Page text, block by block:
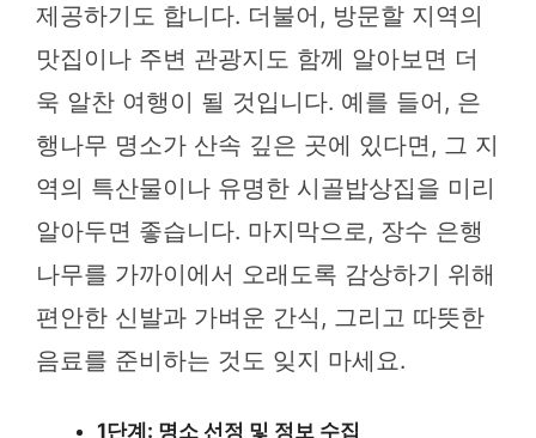
제공하기도 합니다. 더불어, 방문할 지역의
맛집이나 주변 관광지도 함께 알아보면 더
욱 알찬 여행이 될 것입니다. 예를 들어, 은
행나무 명소가 산속 깊은 곳에 있다면, 그 지
역의 특산물이나 유명한 시골밥상집을 미리
알아두면 좋습니다. 마지막으로, 장수 은행
나무를 가까이에서 오래도록 감상하기 위해
편안한 신발과 가벼운 간식, 그리고 따뜻한
음료를 준비하는 것도 잊지 마세요.
1단계: 명소 선정 및 정보 수집